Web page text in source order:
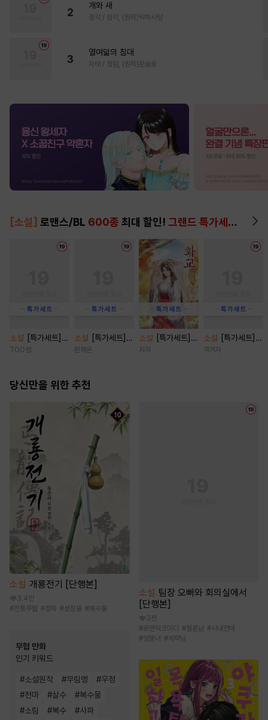
2
개와 새
정각 / 정각, (원작)박하사탕
3
열여덟의 침대
자태 / 청담, (원작)문슬로
[소설] 로맨스/BL 600종 최대 할인! 그랜드 특가세트
소설
[특가세트]
지랄에 진심인 편
TOO영
소설
[특가세트]
[BL] 짝사랑 탈곡
원해온
소설
[특가세트]
화교 [단행본]
지지
소설
[특가세트]
브로큰 로망스 클
곽겨자
당신만을 위한 추천
소설 개룡전기 [단행본]
3.4만
#전통무협 #정파 #성장물 #복수물
무협 만화
인기 키워드
#소설원작 #무림맹 #우정
#천마 #살수 #복수물
#소림 #복수 #사파
소설 팀장 오빠와 회의실에서
[단행본]
3천
#로맨틱코미디 #절륜남 #사내연애
#엉뚱녀 #계략남